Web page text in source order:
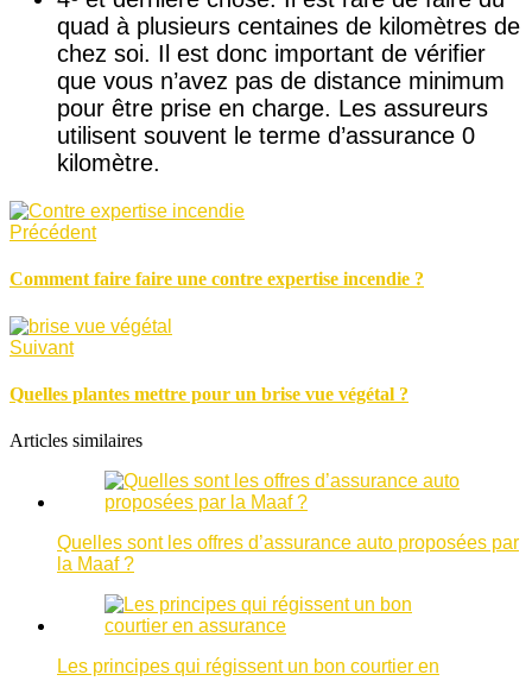
quad à plusieurs centaines de kilomètres de
chez soi. Il est donc important de vérifier
que vous n’avez pas de distance minimum
pour être prise en charge. Les assureurs
utilisent souvent le terme d’assurance 0
kilomètre.
Précédent
Comment faire faire une contre expertise incendie ?
Suivant
Quelles plantes mettre pour un brise vue végétal ?
Articles similaires
Quelles sont les offres d’assurance auto proposées par
la Maaf ?
Les principes qui régissent un bon courtier en